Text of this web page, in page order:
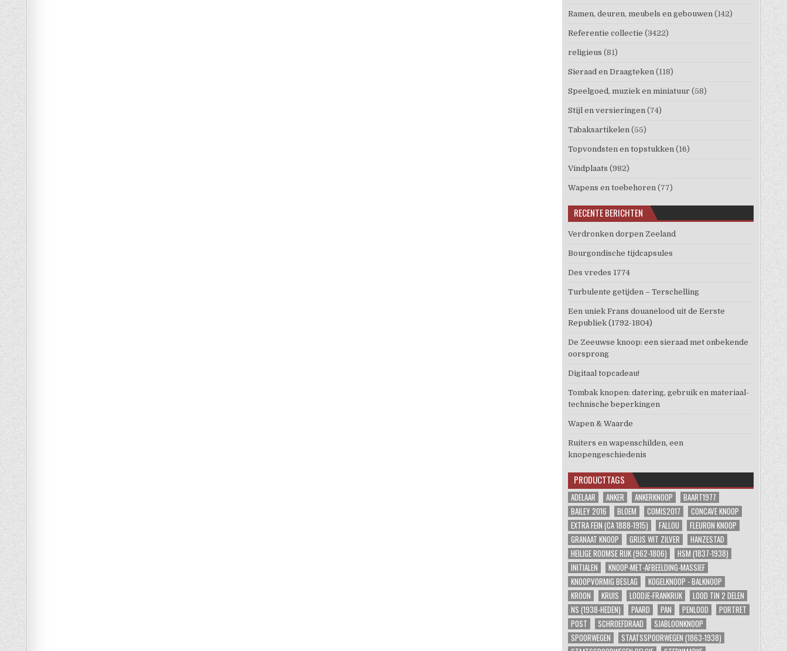
Ramen, deuren, meubels en gebouwen (142)
Referentie collectie (3422)
religieus (81)
Sieraad en Draagteken (118)
Speelgoed, muziek en miniatuur (58)
Stijl en versieringen (74)
Tabaksartikelen (55)
Topvondsten en topstukken (16)
Vindplaats (982)
Wapens en toebehoren (77)
RECENTE BERICHTEN
Verdronken dorpen Zeeland
Bourgondische tijdcapsules
Des vredes 1774
Turbulente getijden – Terschelling
Een uniek Frans douanelood uit de Eerste
Republiek (1792-1804)
De Zeeuwse knoop: een sieraad met onbekende
oorsprong
Digitaal topcadeau!
Tombak knopen: datering, gebruik en materiaal-
technische beperkingen
Wapen & Waarde
Ruiters en wapenschilden, een
knopengeschiedenis
PRODUCTTAGS
ADELAAR ANKER ANKERKNOOP
BAART1977
BAILEY 2016
BLOEM COMIS2017
CONCAVE KNOOP
EXTRA FEIN (CA 1888-1915)
FALLOU
FLEURON KNOOP
GRANAAT KNOOP
GRIJS WIT ZILVER
HANZESTAD
HEILIGE ROOMSE RIJK (962-1806)
HSM (1837-1938)
INITIALEN
KNOOP-MET-AFBEELDING-MASSIEF
KNOOPVORMIG BESLAG
KOGELKNOOP - BALKNOOP
KROON
KRUIS LOODJE-FRANKRIJK
LOOD TIN 2 DELEN
NS (1938-HEDEN)
PAARD PAN PENLOOD
PORTRET
POST
SCHROEFDRAAD
SJABLOONKNOOP
SPOORWEGEN
STAATSSPOORWEGEN (1863-1938)